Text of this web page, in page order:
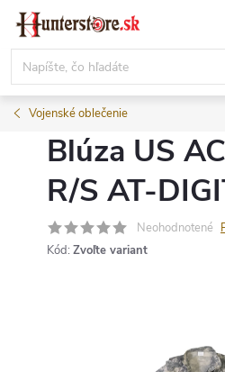
Prejsť
obsah
Vojenské oblečenie
Blúza US
R/S AT-
Neohodnotené
Kód: Zvoľte variant